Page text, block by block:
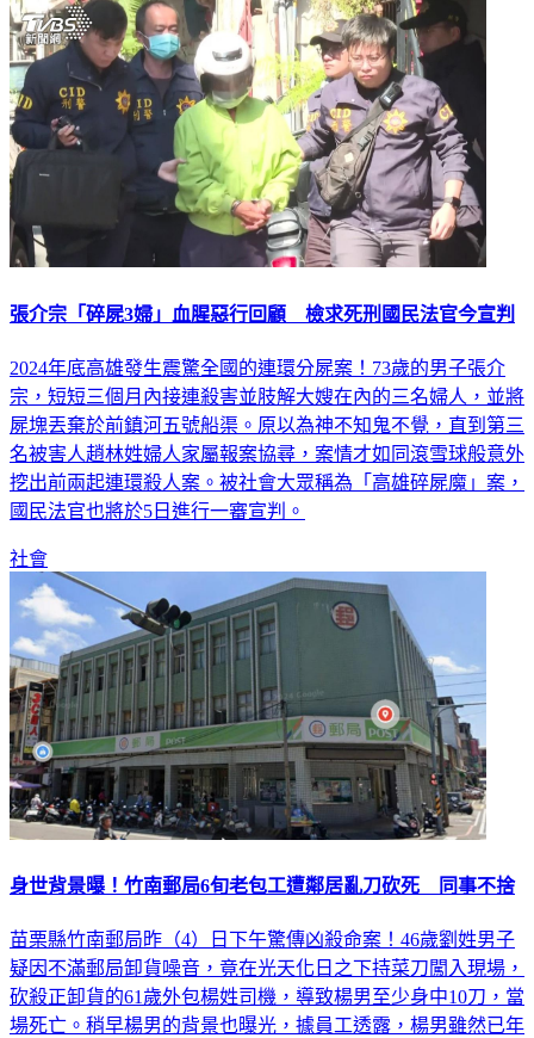
社會
2024年底高雄發生震驚全國的連環分屍案！73歲的男子張介
宗，短短三個月內接連殺害並肢解大嫂在內的三名婦人，並將
屍塊丟棄於前鎮河五號船渠。原以為神不知鬼不覺，直到第三
名被害人趙林姓婦人家屬報案協尋，案情才如同滾雪球般意外
挖出前兩起連環殺人案。被社會大眾稱為「高雄碎屍魔」案，
社會
苗栗縣竹南郵局昨（4）日下午驚傳凶殺命案！46歲劉姓男子
疑因不滿郵局卸貨噪音，竟在光天化日之下持菜刀闖入現場，
砍殺正卸貨的61歲外包楊姓司機，導致楊男至少身中10刀，當